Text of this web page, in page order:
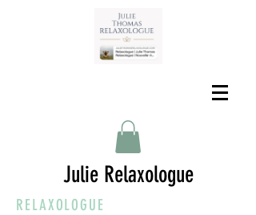
Julie Relaxologue
RELAXOLOGUE